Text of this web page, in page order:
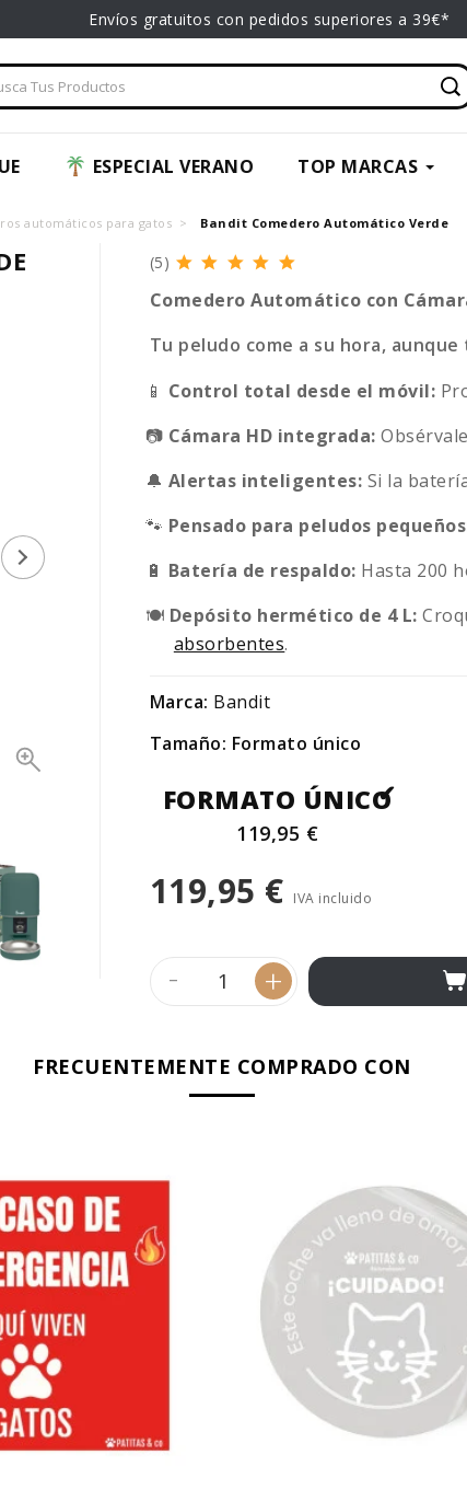
Envíos gratuitos con pedidos superiores a 39€*
ESPECIAL VERANO TOP MARCAS
automáticos para gatos Bandit Comedero Automático Verde
(5)
Comedero Automático con
Tu peludo come a su hora,
📱 Control total desde el móvil:
📷 Cámara HD integrada:
🔔 Alertas inteligentes: Si la
🐾 Pensado para peludos
🔋 Batería de respaldo: Hasta 200
🍽️ Depósito hermético de 4 L:
absorbentes.
Marca: Bandit
Tamaño: Formato único
FORMATO ÚNICO
119,95 €
119,95 € IVA incluido
- +
FRECUENTEMENTE COMPRADO CON